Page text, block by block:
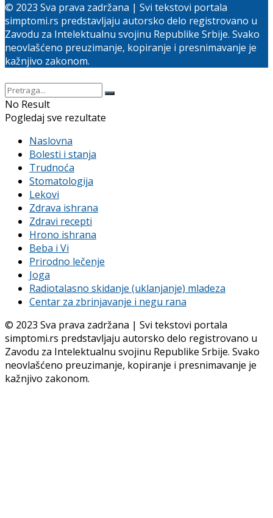
© 2023 Sva prava zadržana | Svi tekstovi portala
simptomi.rs predstavljaju autorsko delo registrovano u
Zavodu za Intelektualnu svojinu Republike Srbije. Svako
neovlašćeno preuzimanje, kopiranje i presnimavanje je
kažnjivo zakonom.
No Result
Pogledaj sve rezultate
Naslovna
Bolesti i stanja
Trudnoća
Stomatologija
Lekovi
Zdrava ishrana
Zdravi recepti
Hrono ishrana
Beba i Vi
Prirodno lečenje
Joga
Radiotalasno skidanje (uklanjanje) mladeza
Centar za zbrinjavanje i negu rana
© 2023 Sva prava zadržana | Svi tekstovi portala
simptomi.rs predstavljaju autorsko delo registrovano u
Zavodu za Intelektualnu svojinu Republike Srbije. Svako
neovlašćeno preuzimanje, kopiranje i presnimavanje je
kažnjivo zakonom.